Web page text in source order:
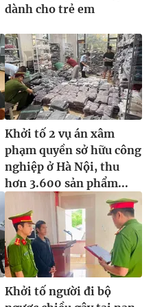
dành cho trẻ em
Khởi tố 2 vụ án xâm
phạm quyền sở hữu công
nghiệp ở Hà Nội, thu
hơn 3.600 sản phẩm...
Khởi tố người đi bộ